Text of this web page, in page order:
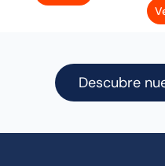
Descubre